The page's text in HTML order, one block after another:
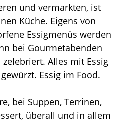
und vermarkten, ist
Küche. Eigens von
Essigmenüs werden
bei Gourmetabenden
Alles mit Essig
Essig im Food.
bei Suppen, Terrinen,
überall und in allem